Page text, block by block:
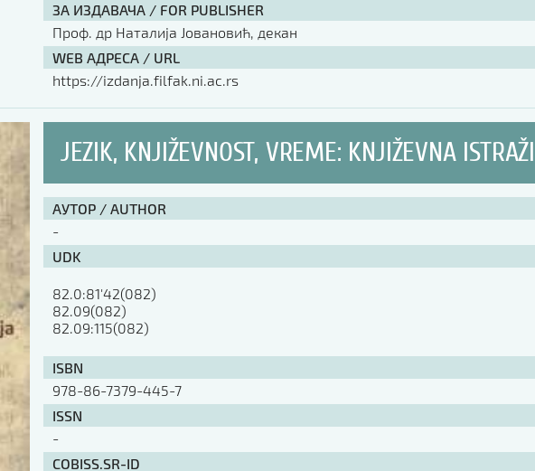
ЗА ИЗДАВАЧА / FOR PUBLISHER
Проф. др Наталија Јовановић, декан
WEB АДРЕСА / URL
https://izdanja.filfak.ni.ac.rs
JEZIK, KNJIŽEVNOST, VREME: KNJIŽEVNA
АУТОР / AUTHOR
-
UDK
82.0:81'42(082)
82.09(082)
82.09:115(082)
ISBN
978-86-7379-445-7
ISSN
-
COBISS.SR-ID